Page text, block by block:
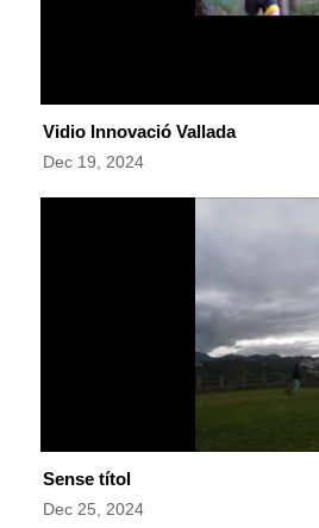
Vidio Innovació Vallada
Dec 19, 2024
Sense títol
Dec 25, 2024